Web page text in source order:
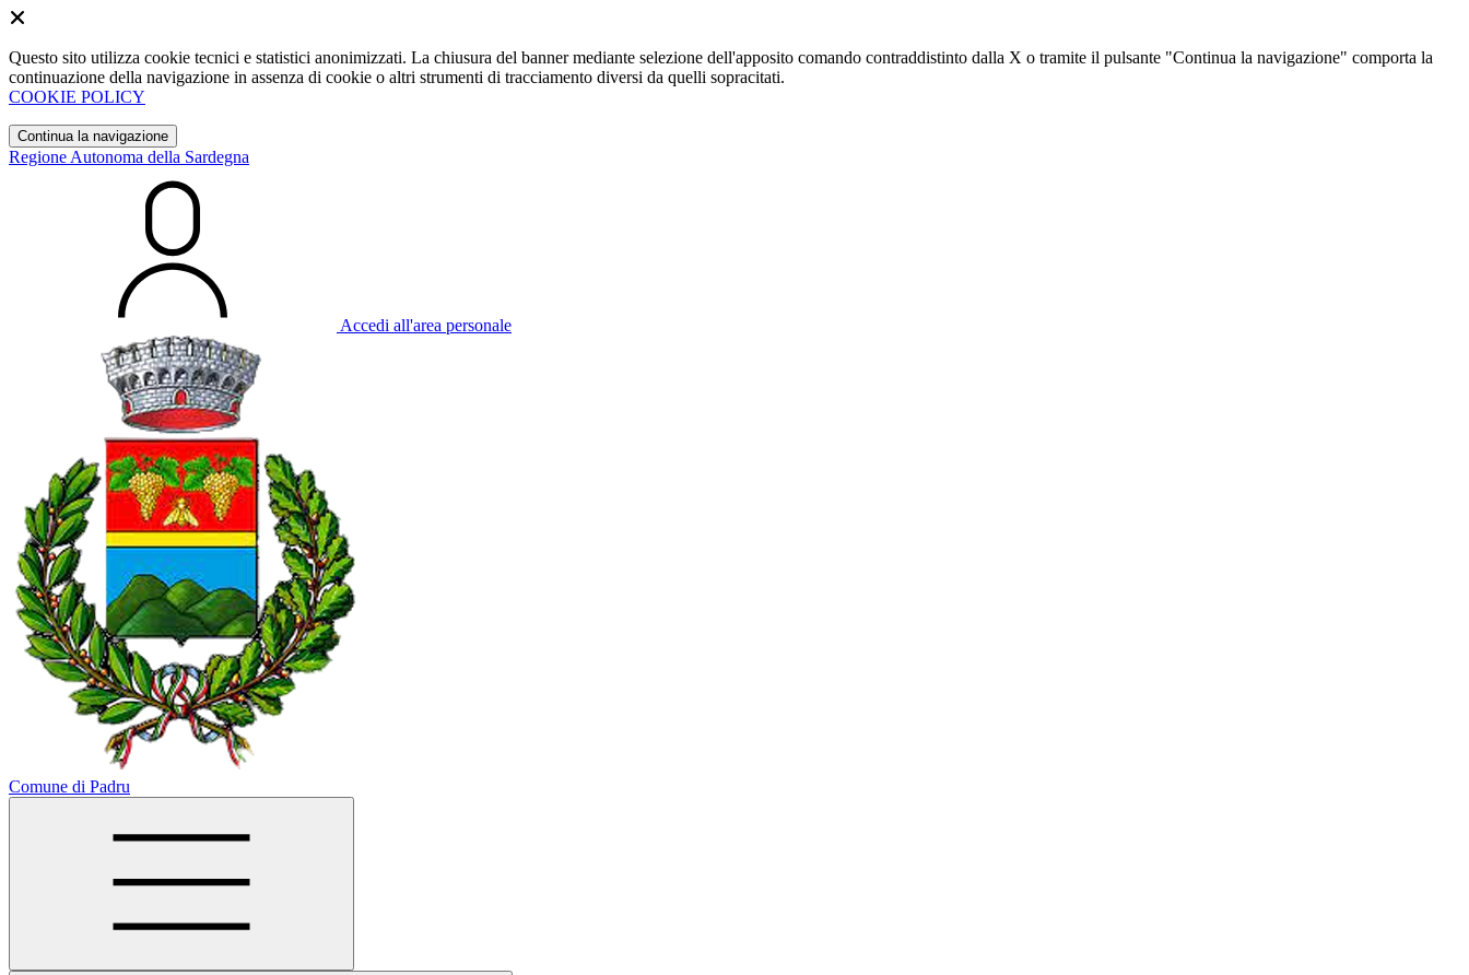
Questo sito utilizza cookie tecnici e statistici anonimizzati. La chiusura del banner mediante selezione dell'apposito comando contraddistinto dalla X o tramite il pulsante "Continua la navigazione" comporta la
continuazione della navigazione in assenza di cookie o altri strumenti di tracciamento diversi da quelli sopracitati.
COOKIE POLICY
Continua la navigazione
Regione Autonoma della Sardegna
Accedi all'area personale
Comune di Padru